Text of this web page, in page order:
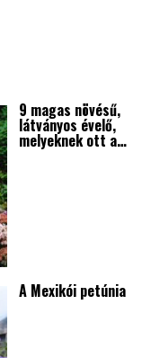
9 magas növésű,
látványos évelő,
melyeknek ott a…
A Mexikói petúnia